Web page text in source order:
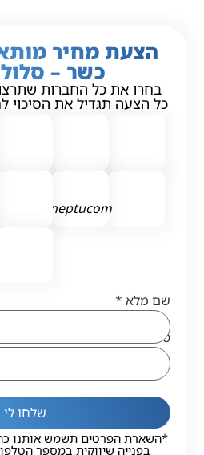
הצעת מחיר
כשר –
בחרו את כל החברות
כל הצעה תגדיל את הסיכוי
neptucom
שם מלא *
טלפון
שלחו לי
*השארת הפרטים תשמש אותנו
בפנייה שיווקית במספר